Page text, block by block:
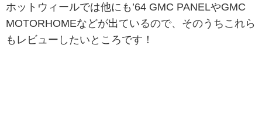
ホットウィールでは他にも’64 GMC PANELやGMC
MOTORHOMEなどが出ているので、そのうちこれら
もレビューしたいところです！